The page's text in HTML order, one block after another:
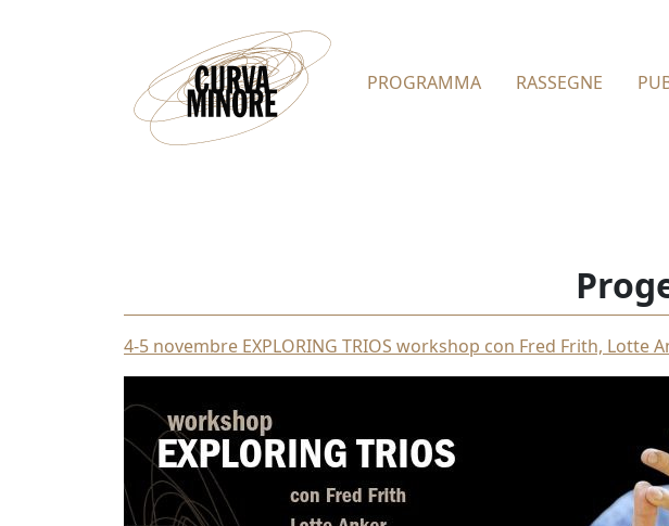
PROGRAMMA RASSEGNE
4-5 novembre EXPLORING TRIOS workshop con Fred Frith, Lotte